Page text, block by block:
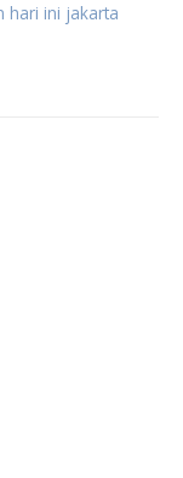
hari ini jakarta